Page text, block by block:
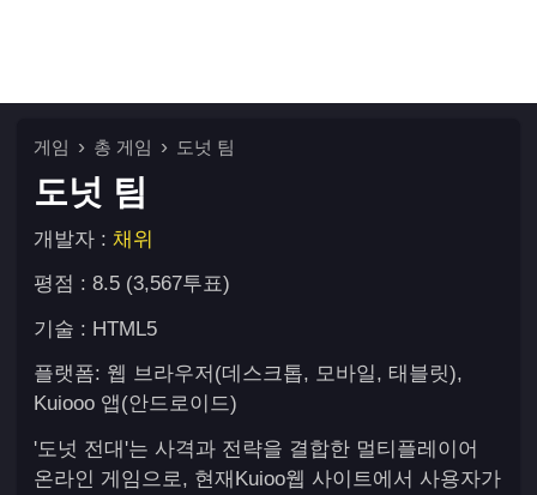
게임 총 게임 도넛 팀
도넛 팀
개발자 : 채위
평점 : 8.5 (3,567투표)
기술 : HTML5
플랫폼: 웹 브라우저(데스크톱, 모바일, 태블릿),
Kuiooo 앱(안드로이드)
'도넛 전대'는 사격과 전략을 결합한 멀티플레이어
온라인 게임으로, 현재Kuioo웹 사이트에서 사용자가